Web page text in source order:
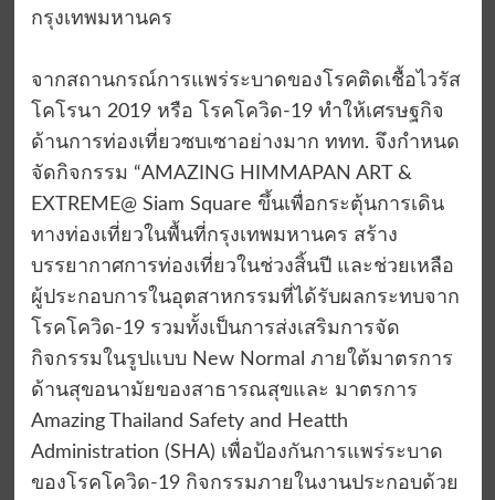
กรุงเทพมหานคร
จากสถานกรณ์การแพร่ระบาดของโรคติดเชื้อไวรัส
โคโรนา 2019 หรือ โรคโควิด-19 ทำให้เศรษฐกิจ
ด้านการท่องเที่ยวซบเซาอย่างมาก ททท. จึงกำหนด
จัดกิจกรรม “AMAZING HIMMAPAN ART &
EXTREME@ Siam Square ขึ้นเพื่อกระตุ้นการเดิน
ทางท่องเที่ยวในพื้นที่กรุงเทพมหานคร สร้าง
บรรยากาศการท่องเที่ยวในช่วงสิ้นปี และช่วยเหลือ
ผู้ประกอบการในอุตสาหกรรมที่ได้รับผลกระทบจาก
โรคโควิด-19 รวมทั้งเป็นการส่งเสริมการจัด
กิจกรรมในรูปแบบ New Normal ภายใต้มาตรการ
ด้านสุขอนามัยของสาธารณสุขและ มาตรการ
Amazing Thailand Safety and Heatth
Administration (SHA) เพื่อป้องกันการแพร่ระบาด
ของโรคโควิด-19 กิจกรรมภายในงานประกอบด้วย